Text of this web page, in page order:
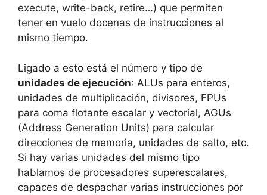
execute, write-back, retire…) que permiten
tener en vuelo docenas de instrucciones al
mismo tiempo.
Ligado a esto está el número y tipo de
unidades de ejecución: ALUs para enteros,
unidades de multiplicación, divisores, FPUs
para coma flotante escalar y vectorial, AGUs
(Address Generation Units) para calcular
direcciones de memoria, unidades de salto, etc.
Si hay varias unidades del mismo tipo
hablamos de procesadores superescalares,
capaces de despachar varias instrucciones por